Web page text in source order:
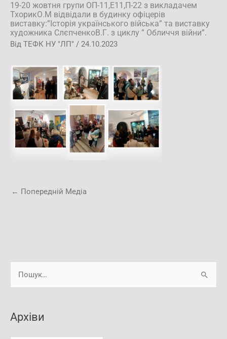
19-20 жовтня групи ОП-11,Е11,П-22 з викладачем
ТхорикО.М відвідали в будинку офіцерів
виставку:”Історія українського війська” та виставку
художника СлєпченкоВ.Г. з циклу ” Обличчя війни”.
Від ТЕФК НУ "ЛП" / 24.10.2023
← Попередній Медіа
а
т
Архіви